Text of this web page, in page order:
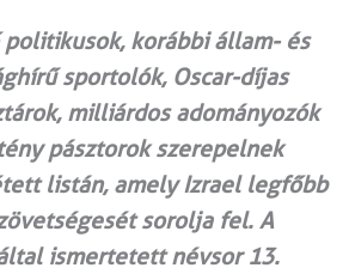
korábbi állam- és
sportolók, Oscar-díjas
milliárdos adományozók
pásztorok szerepelnek
listán, amely Izrael legfőbb
sorolja fel. A
ismertetett névsor 13.